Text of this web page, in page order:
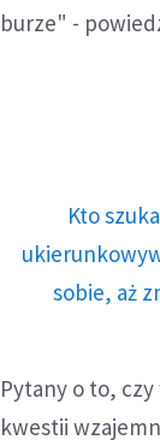
burze" -
Kto
sobie, aż
Pytany o to,
kwestii